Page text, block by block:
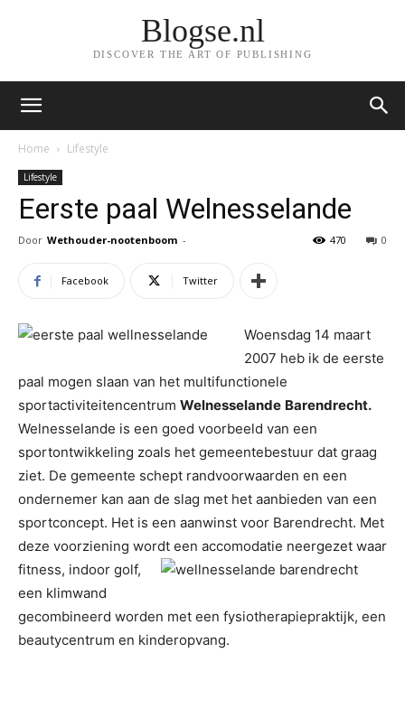
Blogse.nl
DISCOVER THE ART OF PUBLISHING
Home Lifestyle
Lifestyle
Eerste paal Welnesselande
Door Wethouder-nootenboom - 0
470
Facebook Twitter
Woensdag 14 maart
2007 heb ik de eerste
paal mogen slaan van het multifunctionele
sportactiviteitencentrum Welnesselande Barendrecht.
Welnesselande is een goed voorbeeld van een
sportontwikkeling zoals het gemeentebestuur dat graag
ziet. De gemeente schept randvoorwaarden en een
ondernemer kan aan de slag met het aanbieden van een
sportconcept. Het is een aanwinst voor Barendrecht. Met
deze voorziening wordt een accomodatie neergezet waar
fitness, indoor golf,
een klimwand
gecombineerd worden met een fysiotherapiepraktijk, een
beautycentrum en kinderopvang.